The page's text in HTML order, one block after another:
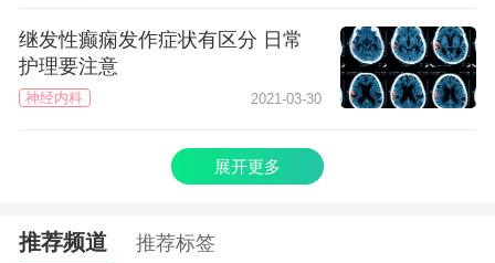
继发性癫痫发作症状有区分 日常
护理要注意
神经内科 2021-03-30
展开更多
推荐频道 推荐标签